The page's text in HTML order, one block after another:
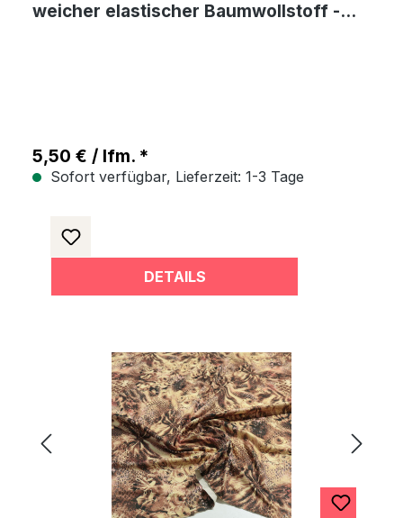
weicher elastischer Baumwollstoff -
5,50 € / lfm. *
Sofort verfügbar, Lieferzeit: 1-3 Tage
DETAILS